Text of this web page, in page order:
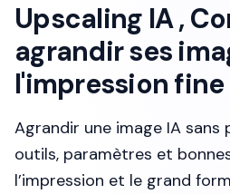
Upscaling IA ,
agrandir ses
l'impression
Agrandir une image IA
outils, paramètres et
l’impression et le grand